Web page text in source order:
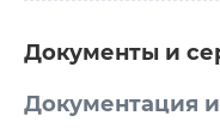
Документы и
Документация